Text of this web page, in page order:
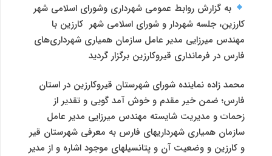
به گزارش روابط عمومی شهرداری وشورای اسلامی شهر
کارزین،جلسه شهردار و شورای اسلامی شهر کارزین با
مهندس میرزایی مدیر عامل سازمان همیاری شهرداری‌های
فارس در فرمانداری قیروکارزین برگزار گردید
محمد زاده نماینده شورای شهرستان قیروکارزین در استان
فارس؛ ضمن خیر مقدم و خوش آمد گویی و تقدیر از
زحمات و مدیریت شایسته مهندس میرزایی مدیر عامل
سازمان همیاری شهرداریهای فارس به معرفی شهرستان قیر
و کارزین و وضعیت آن و پتانسیلهای موجود اشاره و از مدیر